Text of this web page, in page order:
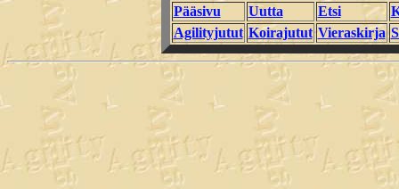
Pääsivu Uutta Etsi
Agilityjutut Koirajutut Vieraskirja